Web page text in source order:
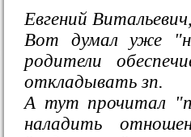
Евгений
Вот думал уже
родители
откладывать зп.
А тут прочитал
наладить